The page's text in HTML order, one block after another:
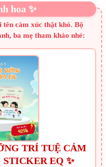
hoa ✨
tên cảm xúc thật khó. Bộ
ba mẹ tham khảo nhé:
TRÍ TUỆ CẢM
EQ ✨